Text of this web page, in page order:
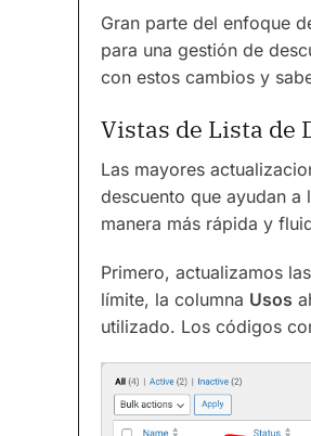
Gran parte del enfoque
para una gestión de
con estos cambios y
Vistas de Lista de
Las mayores
descuento que ayudan
manera más rápida y
Primero, actualizamos
límite, la columna Usos
utilizado. Los códigos